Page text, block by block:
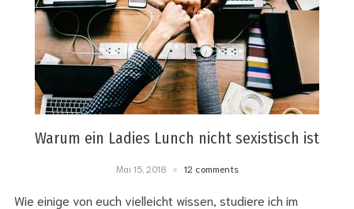
Warum ein Ladies Lunch nicht sexistisch ist
Mai 15, 2018 12 comments
Wie einige von euch vielleicht wissen, studiere ich im